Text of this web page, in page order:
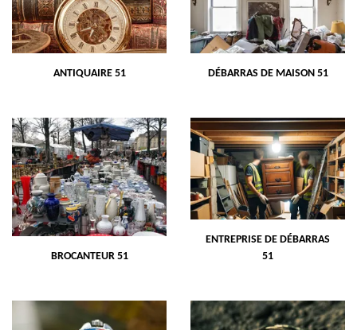
ANTIQUAIRE 51 DÉBARRAS DE MAISON 51
BROCANTEUR 51
ENTREPRISE DE DÉBARRAS
51